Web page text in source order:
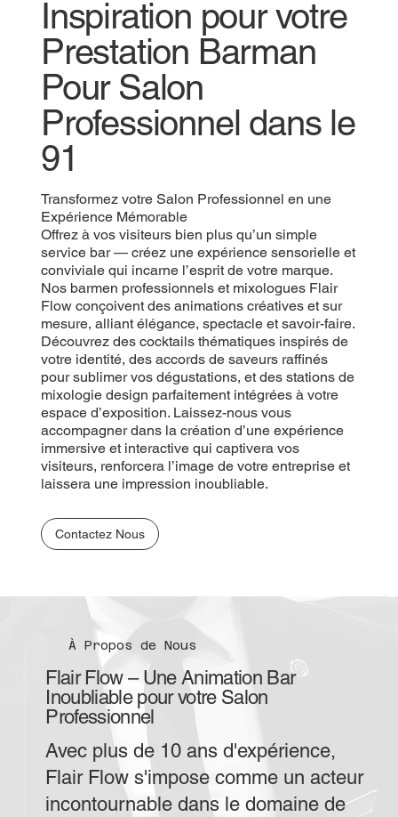
Inspiration pour votre
Prestation Barman
Pour Salon
Professionnel dans le
91
Transformez votre Salon Professionnel en une
Expérience Mémorable
Offrez à vos visiteurs bien plus qu’un simple
service bar — créez une expérience sensorielle et
conviviale qui incarne l’esprit de votre marque.
Nos barmen professionnels et mixologues Flair
Flow conçoivent des animations créatives et sur
mesure, alliant élégance, spectacle et savoir-faire.
Découvrez des cocktails thématiques inspirés de
votre identité, des accords de saveurs raffinés
pour sublimer vos dégustations, et des stations de
mixologie design parfaitement intégrées à votre
espace d’exposition. Laissez-nous vous
accompagner dans la création d’une expérience
immersive et interactive qui captivera vos
visiteurs, renforcera l’image de votre entreprise et
laissera une impression inoubliable.
Contactez Nous
À Propos de Nous
Flair Flow – Une Animation Bar
Inoubliable pour votre Salon
Professionnel
Avec plus de 10 ans d'expérience,
Flair Flow s'impose comme un acteur
incontournable dans le domaine de